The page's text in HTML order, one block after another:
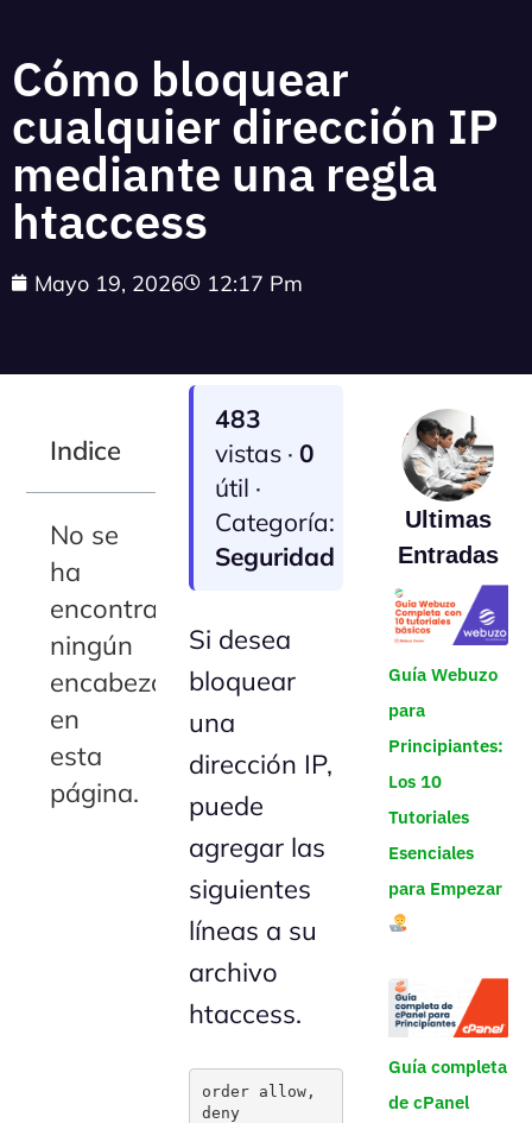
Cómo bloquear
cualquier dirección IP
mediante una regla
htaccess
Mayo 19, 2026 12:17 Pm
Indice
No se
ha
encontrado
ningún
encabezado
en
esta
página.
483
vistas ·0
útil ·
Categoría:
Seguridad
Si desea
bloquear
una
dirección IP,
puede
agregar las
siguientes
líneas a su
archivo
htaccess.
order allow,
deny
Ultimas
Entradas
Guía Webuzo
para
Principiantes:
Los 10
Tutoriales
Esenciales
para Empezar
Guía completa
de cPanel